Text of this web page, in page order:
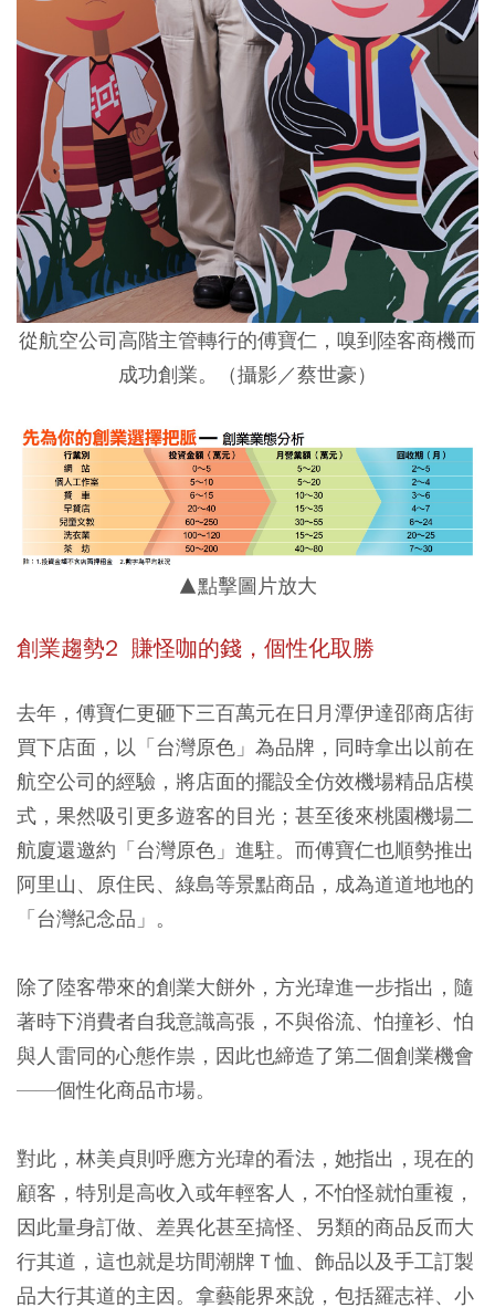
從航空公司高階主管轉行的傅寶仁，嗅到陸客商機而
成功創業。（攝影／蔡世豪）
▲點擊圖片放大
創業趨勢2 賺怪咖的錢，個性化取勝
去年，傅寶仁更砸下三百萬元在日月潭伊達邵商店街
買下店面，以「台灣原色」為品牌，同時拿出以前在
航空公司的經驗，將店面的擺設全仿效機場精品店模
式，果然吸引更多遊客的目光；甚至後來桃園機場二
航廈還邀約「台灣原色」進駐。而傅寶仁也順勢推出
阿里山、原住民、綠島等景點商品，成為道道地地的
「台灣紀念品」。
除了陸客帶來的創業大餅外，方光瑋進一步指出，隨
著時下消費者自我意識高張，不與俗流、怕撞衫、怕
與人雷同的心態作祟，因此也締造了第二個創業機會
——個性化商品市場。
對此，林美貞則呼應方光瑋的看法，她指出，現在的
顧客，特別是高收入或年輕客人，不怕怪就怕重複，
因此量身訂做、差異化甚至搞怪、另類的商品反而大
行其道，這也就是坊間潮牌Ｔ恤、飾品以及手工訂製
品大行其道的主因。拿藝能界來說，包括羅志祥、小